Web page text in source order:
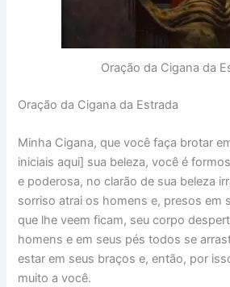
Oração da Cigana da
Oração da Cigana da Estrada
Minha Cigana, que você faça brotar
iniciais aqui] sua beleza, você é
e poderosa, no clarão de sua beleza
sorriso atrai os homens e, presos em
que lhe veem ficam, seu corpo
homens e em seus pés todos se
estar em seus braços e, então, por
muito a você.